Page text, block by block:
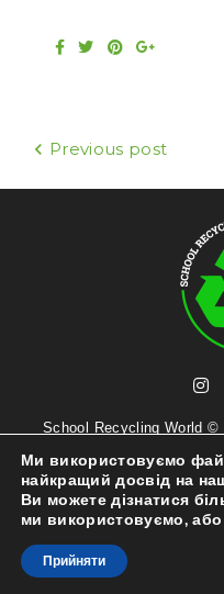
k
s
ц
і
я
з
а
Previous post
n
t
a
g
r
School Recycling World ©
Ми використовуємо
найкращий досвід на
Ви можете дізнатися
ми використовуємо, або
Прийняти